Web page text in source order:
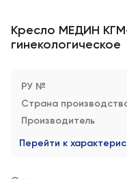
Кресло МЕДИН
гинекологическое
РУ №
Страна
Производитель
Перейти к